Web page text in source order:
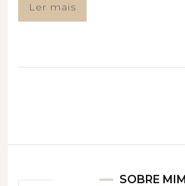
Ler mais
SOBRE MIM